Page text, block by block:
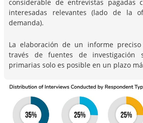
considerable de entrevistas pagadas
interesadas relevantes (lado de la
demanda).
La elaboración de un informe
través de fuentes de investigación
primarias solo es posible en un plazo